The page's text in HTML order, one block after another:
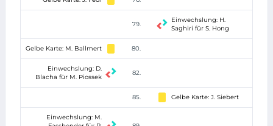
79.
Einwechslung: H.
Saghiri für S. Hong
Gelbe Karte: M. Ballmert 80.
Einwechslung: D.
Blacha für M. Piossek
82.
85. Gelbe Karte: J. Siebert
Einwechslung: M.